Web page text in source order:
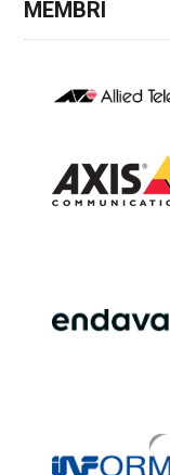
MEMBRI